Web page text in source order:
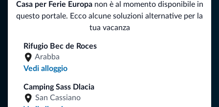
Casa per Ferie Europanon è al momento disponibile in
questo portale. Ecco alcune soluzioni alternative per la
tua vacanza
Rifugio Bec de Roces
Arabba
Vedi alloggio
Camping Sass Dlacia
San CassianoSegui Dolomiti.it
Riceverai informazioni, offerte esclusive e news per la tua
vacanza nelle Dolomiti.